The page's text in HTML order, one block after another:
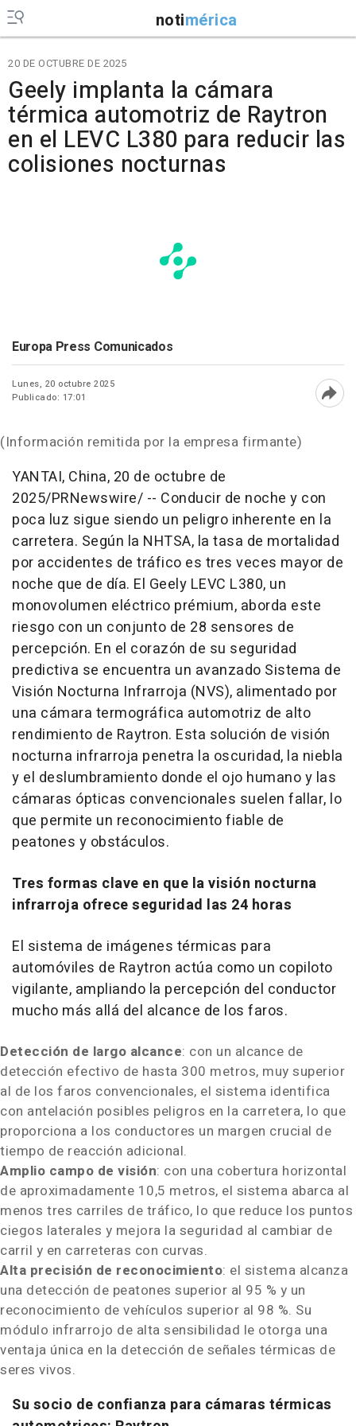
notimérica
20 DE OCTUBRE DE 2025
Geely implanta la cámara
térmica automotriz de Raytron
en el LEVC L380 para reducir las
colisiones nocturnas
Europa Press Comunicados
Lunes, 20 octubre 2025
Publicado: 17:01
(Información remitida por la empresa firmante)
YANTAI, China, 20 de octubre de
2025/PRNewswire/ -- Conducir de noche y con
poca luz sigue siendo un peligro inherente en la
carretera. Según la NHTSA, la tasa de mortalidad
por accidentes de tráfico es tres veces mayor de
noche que de día. El Geely LEVC L380, un
monovolumen eléctrico prémium, aborda este
riesgo con un conjunto de 28 sensores de
percepción. En el corazón de su seguridad
predictiva se encuentra un avanzado Sistema de
Visión Nocturna Infrarroja (NVS), alimentado por
una cámara termográfica automotriz de alto
rendimiento de Raytron. Esta solución de visión
nocturna infrarroja penetra la oscuridad, la niebla
y el deslumbramiento donde el ojo humano y las
cámaras ópticas convencionales suelen fallar, lo
que permite un reconocimiento fiable de
peatones y obstáculos.
Tres formas clave en que la visión nocturna
infrarroja ofrece seguridad las 24 horas
El sistema de imágenes térmicas para
automóviles de Raytron actúa como un copiloto
vigilante, ampliando la percepción del conductor
mucho más allá del alcance de los faros.
Detección de largo alcance: con un alcance de
detección efectivo de hasta 300 metros, muy superior
al de los faros convencionales, el sistema identifica
con antelación posibles peligros en la carretera, lo que
proporciona a los conductores un margen crucial de
tiempo de reacción adicional.
Amplio campo de visión: con una cobertura horizontal
de aproximadamente 10,5 metros, el sistema abarca al
menos tres carriles de tráfico, lo que reduce los puntos
ciegos laterales y mejora la seguridad al cambiar de
carril y en carreteras con curvas.
Alta precisión de reconocimiento: el sistema alcanza
una detección de peatones superior al 95 % y un
reconocimiento de vehículos superior al 98 %. Su
módulo infrarrojo de alta sensibilidad le otorga una
ventaja única en la detección de señales térmicas de
seres vivos.
Su socio de confianza para cámaras térmicas